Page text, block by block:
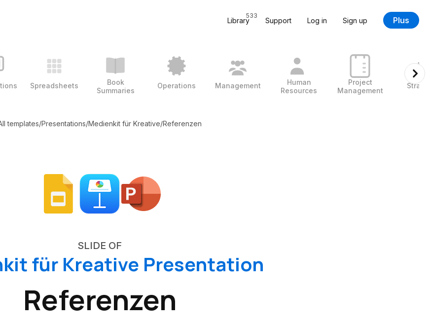
Library
533
Support Log in Sign up Plus
Spreadsheets
Book
Summaries
Operations Management
Human
Resources
Project
Management
templates/Presentations/Medienkit für Kreative/Referenzen
SLIDE OF
für Kreative Presentation
Referenzen